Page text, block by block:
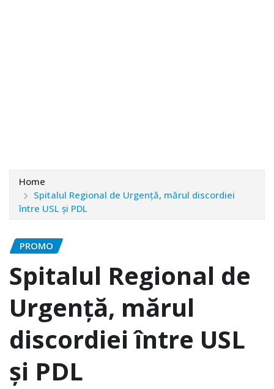
Home
Spitalul Regional de Urgență, mărul discordiei
între USL şi PDL
PROMO
Spitalul Regional de
Urgență, mărul
discordiei între USL
şi PDL